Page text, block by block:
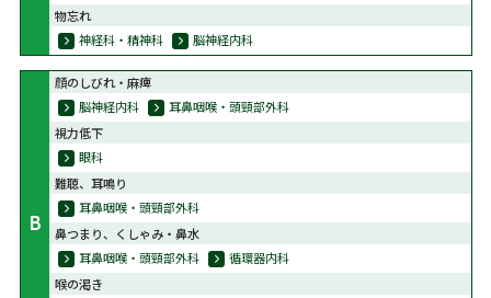
物忘れ
神経科・精神科
脳神経内科
B
顔のしびれ・麻痺
脳神経内科
耳鼻咽喉・頭頸部外科
視力低下
眼科
難聴、耳鳴り
耳鼻咽喉・頭頸部外科
鼻つまり、くしゃみ・鼻水
耳鼻咽喉・頭頸部外科
循環器内科
喉の渇き